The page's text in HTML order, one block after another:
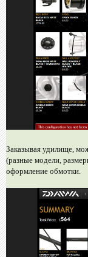
Заказывая удилище,
(разные модели,
оформление обмотки.